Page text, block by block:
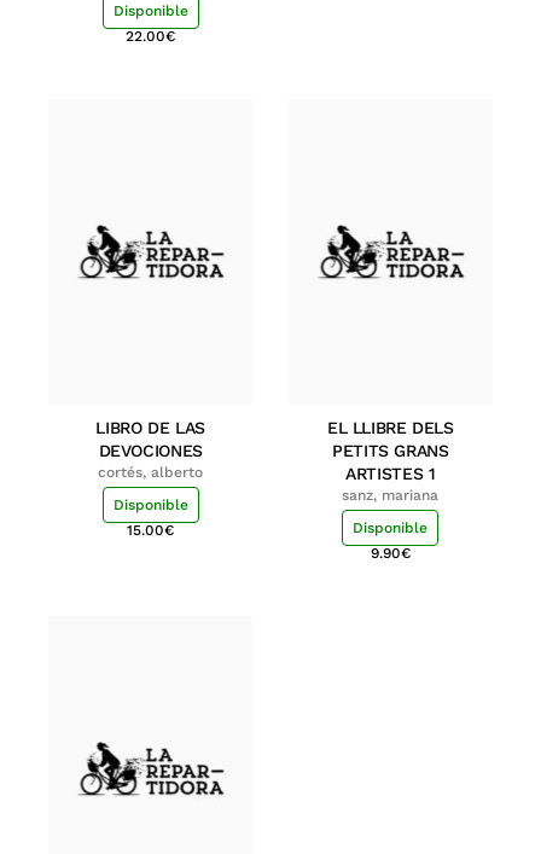
Disponible
22.00€
LIBRO DE LAS
DEVOCIONES
cortés, alberto
Disponible
15.00€
EL LLIBRE DELS
PETITS GRANS
ARTISTES 1
sanz, mariana
Disponible
9.90€